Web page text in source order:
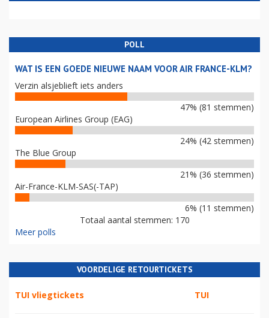
POLL
WAT IS EEN GOEDE NIEUWE NAAM VOOR AIR FRANCE-KLM?
Verzin alsjeblieft iets anders
47% (81 stemmen)
European Airlines Group (EAG)
24% (42 stemmen)
The Blue Group
21% (36 stemmen)
Air-France-KLM-SAS(-TAP)
6% (11 stemmen)
Totaal aantal stemmen: 170
Meer polls
VOORDELIGE RETOURTICKETS
TUI vliegtickets TUI